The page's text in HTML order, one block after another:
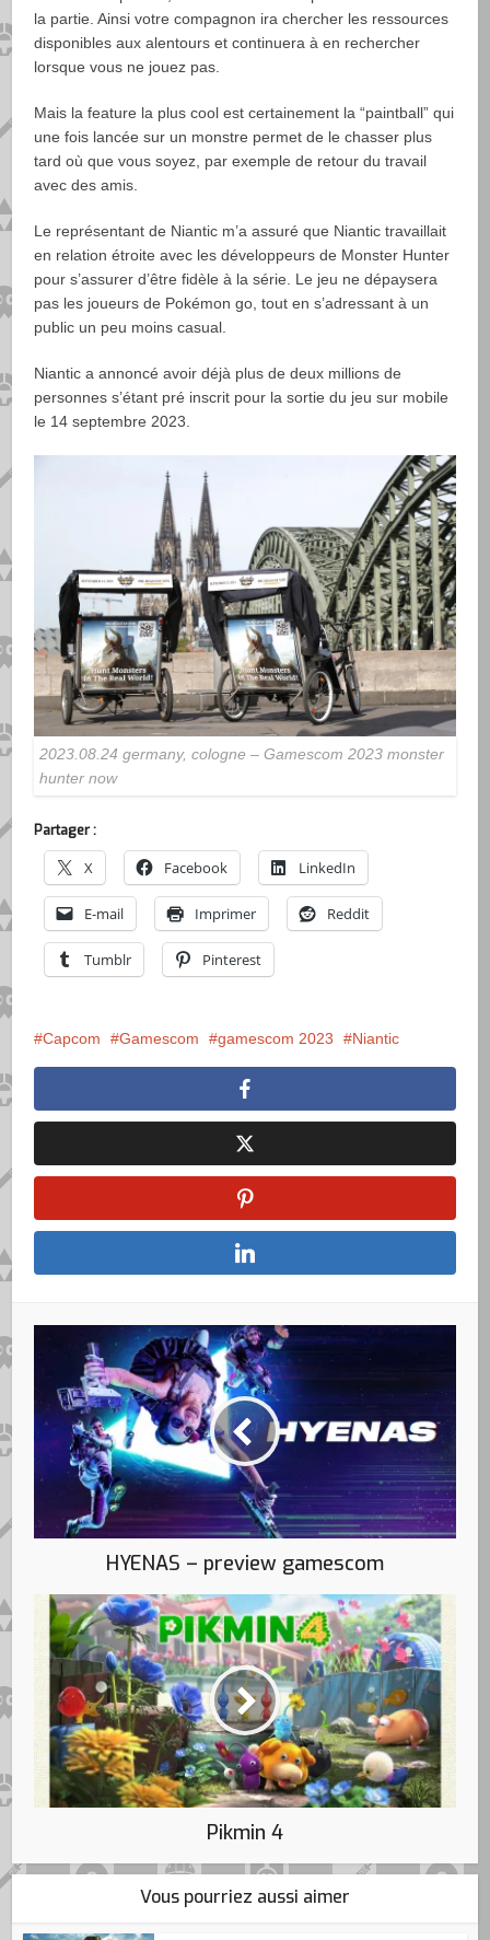
la partie. Ainsi votre compagnon ira chercher les ressources
disponibles aux alentours et continuera à en rechercher
lorsque vous ne jouez pas.
Mais la feature la plus cool est certainement la “paintball” qui
une fois lancée sur un monstre permet de le chasser plus
tard où que vous soyez, par exemple de retour du travail
avec des amis.
Le représentant de Niantic m’a assuré que Niantic travaillait
en relation étroite avec les développeurs de Monster Hunter
pour s’assurer d’être fidèle à la série. Le jeu ne dépaysera
pas les joueurs de Pokémon go, tout en s’adressant à un
public un peu moins casual.
Niantic a annoncé avoir déjà plus de deux millions de
personnes s’étant pré inscrit pour la sortie du jeu sur mobile
le 14 septembre 2023.
2023.08.24 germany, cologne – Gamescom 2023 monster
hunter now
Partager :
X Facebook LinkedIn
E-mail Imprimer Reddit
Tumblr Pinterest
Capcom Gamescom gamescom 2023 Niantic
HYENAS – preview gamescom
Pikmin 4
Vous pourriez aussi aimer